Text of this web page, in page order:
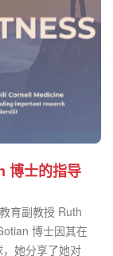
博士的指导
育副教授 Ruth
博士因其在
她分享了她对